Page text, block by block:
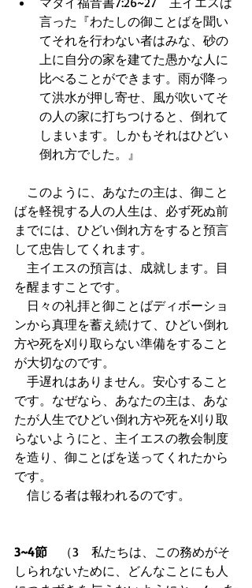
言った『わたしの御ことばを聞い
てそれを行わない者はみな、砂の
上に自分の家を建てた愚かな人に
比べることができます。雨が降っ
て洪水が押し寄せ、風が吹いてそ
の人の家に打ちつけると、倒れて
しまいます。しかもそれはひどい
倒れ方でした。』
このように、あなたの主は、御こと
ばを軽視する人の人生は、必ず死ぬ前
までには、ひどい倒れ方をすると預言
して忠告してくれます。
主イエスの預言は、成就します。目
を醒ますことです。
日々の礼拝と御ことばディボーショ
ンから真理を蓄え続けて、ひどい倒れ
方や死を刈り取らない準備をすること
が大切なのです。
手遅れはありません。安心すること
です。なぜなら、あなたの主は、あな
たが人生でひどい倒れ方や死を刈り取
らないようにと、主イエスの教会制度
を造り、御ことばを送ってくれたから
です。
信じる者は報われるのです。
3~4節
（3　私たちは、この務めがそ
しられないために、どんなことにも人